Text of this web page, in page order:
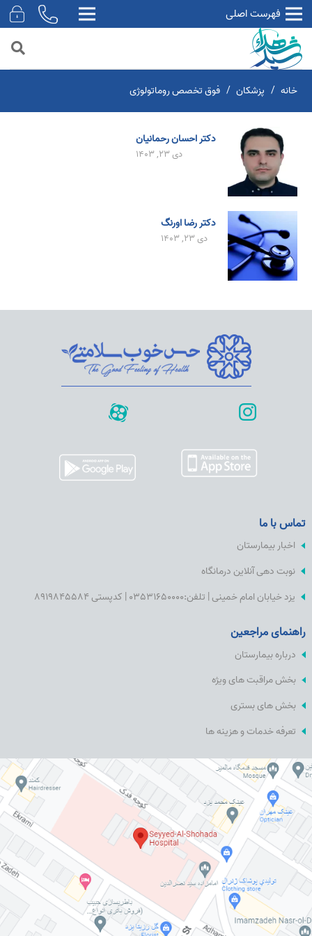
فهرست اصلی
خانه / پزشکان / فوق تخصص روماتولوژی
دکتر احسان رحمانیان
دی 23, 1403
دکتر رضا اورنگ
دی 23, 1403
تماس با ما
اخبار بیمارستان
نوبت دهی آنلاین درمانگاه
یزد خیابان امام خمینی | تلفن:03531650000 | کدپستی 8919845584
راهنمای مراجعین
درباره بیمارستان
بخش مراقبت های ویژه
بخش های بستری
تعرفه خدمات و هزینه ها